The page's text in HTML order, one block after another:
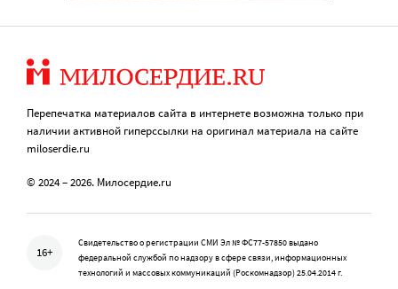
Перепечатка материалов сайта в интернете возможна только при
наличии активной гиперссылки на оригинал материала на сайте
miloserdie.ru
© 2024 – 2026. Милосердие.ru
16+
Свидетельство о регистрации СМИ Эл № ФС77-57850 выдано
федеральной службой по надзору в сфере связи, информационных
технологий и массовых коммуникаций (Роскомнадзор) 25.04.2014 г.